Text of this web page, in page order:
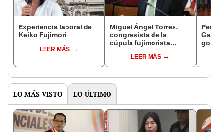
Experiencia laboral de
Keiko Fujimori
LEER MÁS
Miguel Ángel Torres:
congresista de la
cúpula fujimorista
del SenadoLEER MÁS
LO MÁS VISTO LO ÚLTIMO